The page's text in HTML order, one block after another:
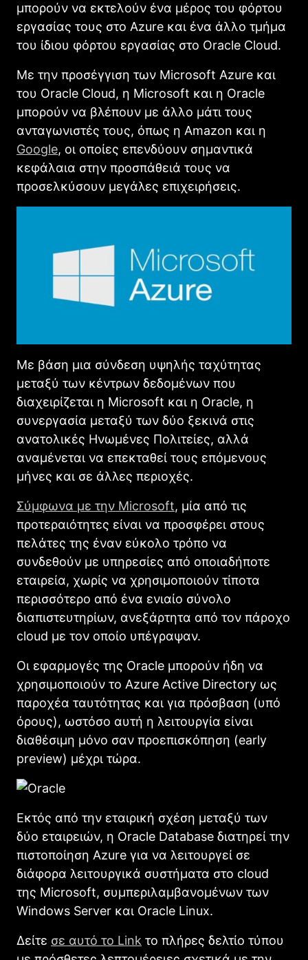
μπορούν να εκτελούν ένα μέρος του φόρτου
εργασίας τους στο Azure και ένα άλλο τμήμα
του ίδιου φόρτου εργασίας στο Oracle Cloud.
Με την προσέγγιση των Microsoft Azure και
του Oracle Cloud, η Microsoft και η Oracle
μπορούν να βλέπουν με άλλο μάτι τους
ανταγωνιστές τους, όπως η Amazon και η
Google, οι οποίες επενδύουν σημαντικά
κεφάλαια στην προσπάθειά τους να
προσελκύσουν μεγάλες επιχειρήσεις.
Με βάση μια σύνδεση υψηλής ταχύτητας
μεταξύ των κέντρων δεδομένων που
διαχειρίζεται η Microsoft και η Oracle, η
συνεργασία μεταξύ των δύο ξεκινά στις
ανατολικές Ηνωμένες Πολιτείες, αλλά
αναμένεται να επεκταθεί τους επόμενους
μήνες και σε άλλες περιοχές.
Σύμφωνα με την Microsoft, μία από τις
προτεραιότητες είναι να προσφέρει στους
πελάτες της έναν εύκολο τρόπο να
συνδεθούν με υπηρεσίες από οποιαδήποτε
εταιρεία, χωρίς να χρησιμοποιούν τίποτα
περισσότερο από ένα ενιαίο σύνολο
διαπιστευτηρίων, ανεξάρτητα από τον πάροχο
cloud με τον οποίο υπέγραψαν.
Οι εφαρμογές της Oracle μπορούν ήδη να
χρησιμοποιούν το Azure Active Directory ως
παροχέα ταυτότητας και για πρόσβαση (υπό
όρους), ωστόσο αυτή η λειτουργία είναι
διαθέσιμη μόνο σαν προεπισκόπηση (early
preview) μέχρι τώρα.
Εκτός από την εταιρική σχέση μεταξύ των
δύο εταιρειών, η Oracle Database διατηρεί την
πιστοποίηση Azure για να λειτουργεί σε
διάφορα λειτουργικά συστήματα στο cloud
της Microsoft, συμπεριλαμβανομένων των
Windows Server και Oracle Linux.
Δείτε σε αυτό το Link το πλήρες δελτίο τύπου